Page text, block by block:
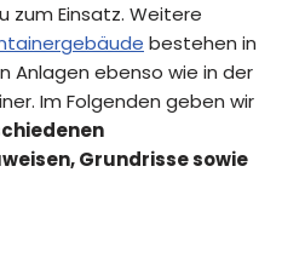
zum Einsatz. Weitere
bestehen in
Anlagen ebenso wie in der
Im Folgenden geben wir
Grundrisse sowie